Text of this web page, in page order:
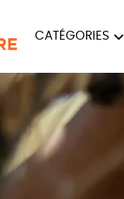
CATÉGORIES
PAPETERIE